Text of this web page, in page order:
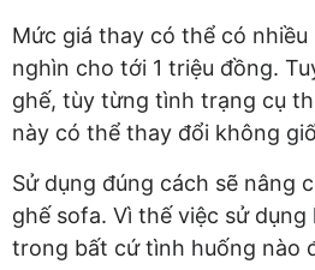
Mức giá thay có thể có
nghìn cho tới 1 triệu đồng.
ghế, tùy từng tình trạng cụ
này có thể thay đổi không
Sử dụng đúng cách sẽ nâng
ghế sofa. Vì thế việc sử
trong bất cứ tình huống nào